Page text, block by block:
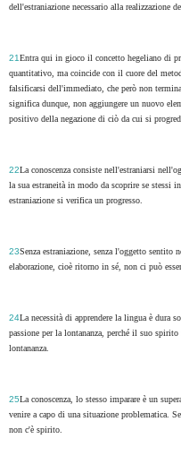
dell'estraniazione necessario alla realizzazione
21Entra qui in gioco il concetto hegeliano di
quantitativo, ma coincide con il cuore del
falsificarsi dell'immediato, che però non
significa dunque, non aggiungere un nuovo
positivo della negazione di ciò da cui si
22La conoscenza consiste nell'estraniarsi
la sua estraneità in modo da scoprire se stessi
estraniazione si verifica un progresso.
23Senza estraniazione, senza l'oggetto sentito
elaborazione, cioè ritorno in sé, non ci può
24La necessità di apprendere la lingua è dura
passione per la lontananza, perché il suo
lontananza.
25La conoscenza, lo stesso imparare è un
venire a capo di una situazione problematica.
non c'è spirito.